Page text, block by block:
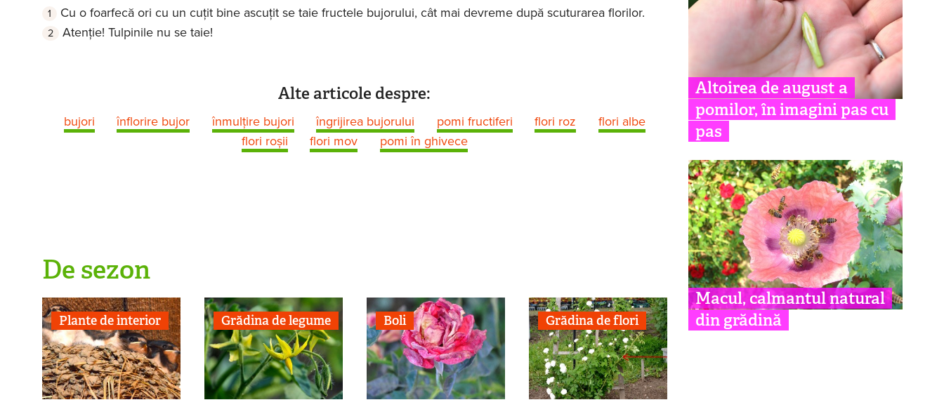
Cu o foarfecă ori cu un cuțit bine ascuțit se taie fructele bujorului, cât mai devreme după scuturarea florilor.
Atenție! Tulpinile nu se taie!
Alte articole despre:
bujori înflorire bujor înmulţire bujori îngrijirea bujorului pomi fructiferi flori roz
flori albe
flori roșii
flori mov pomi în ghivece
De sezon
Plante de interior Grădina de legume Boli Grădina de flori
Altoirea de august a
pomilor, în imagini pas cu
pas
Macul, calmantul natural
din grădină